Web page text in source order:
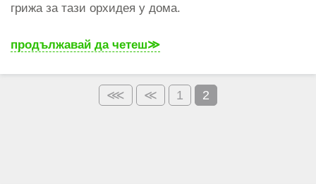
грижа за тази орхидея у дома.
продължавай да четеш
1 2